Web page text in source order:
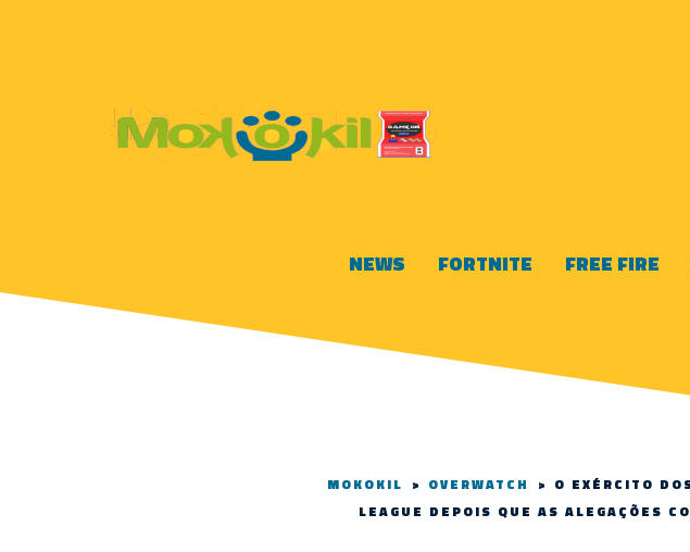
NEWS FORTNITE FREE FIRE
MOKOKIL > OVERWATCH > O EXÉRCITO
LEAGUE DEPOIS QUE AS ALEGAÇÕES